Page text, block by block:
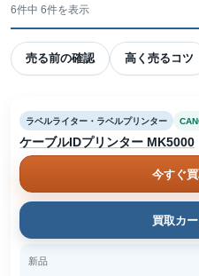
6件中 6件を表示
売る前の確認 高く売るコツ
ラベルライター・ラベルプリンター
ケーブルIDプリンター MK5000
今すぐ
買取カ
新品